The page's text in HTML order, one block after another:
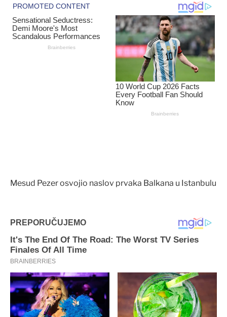
Mesud Pezer osvojio naslov prvaka Balkana u Istanbulu